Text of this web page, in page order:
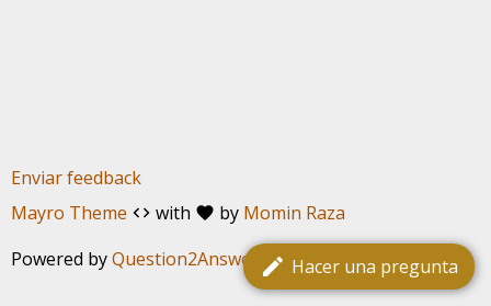
edit Hacer una pregunta
Enviar feedback
Mayro Theme code with favorite by Momin Raza
Powered byQuestion2Answer